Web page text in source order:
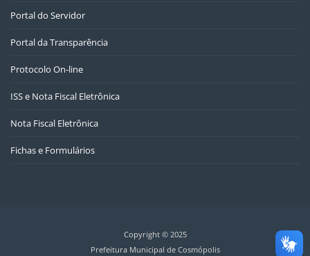
Portal do Servidor
Portal da Transparência
Protocolo On-line
ISS e Nota Fiscal Eletrônica
Nota Fiscal Eletrônica
Fichas e Formulários
Copyright © 2025
Prefeitura Municipal de Cosmópolis